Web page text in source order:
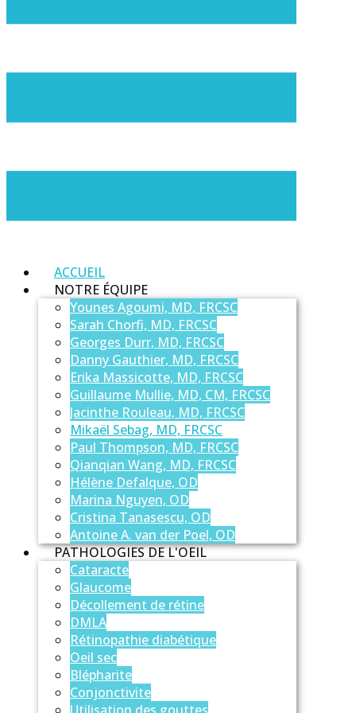
ACCUEIL
NOTRE ÉQUIPE
Younes Agoumi, MD, FRCSC
Sarah Chorfi, MD, FRCSC
Georges Durr, MD, FRCSC
Danny Gauthier, MD, FRCSC
Erika Massicotte, MD, FRCSC
Guillaume Mullie, MD, CM, FRCSC
Jacinthe Rouleau, MD, FRCSC
Mikaël Sebag, MD, FRCSC
Paul Thompson, MD, FRCSC
Qianqian Wang, MD, FRCSC
Hélène Defalque, OD
Marina Nguyen, OD
Cristina Tanasescu, OD
Antoine A. van der Poel, OD
PATHOLOGIES DE L'OEIL
Cataracte
Glaucome
Décollement de rétine
DMLA
Rétinopathie diabétique
Oeil sec
Blépharite
Conjonctivite